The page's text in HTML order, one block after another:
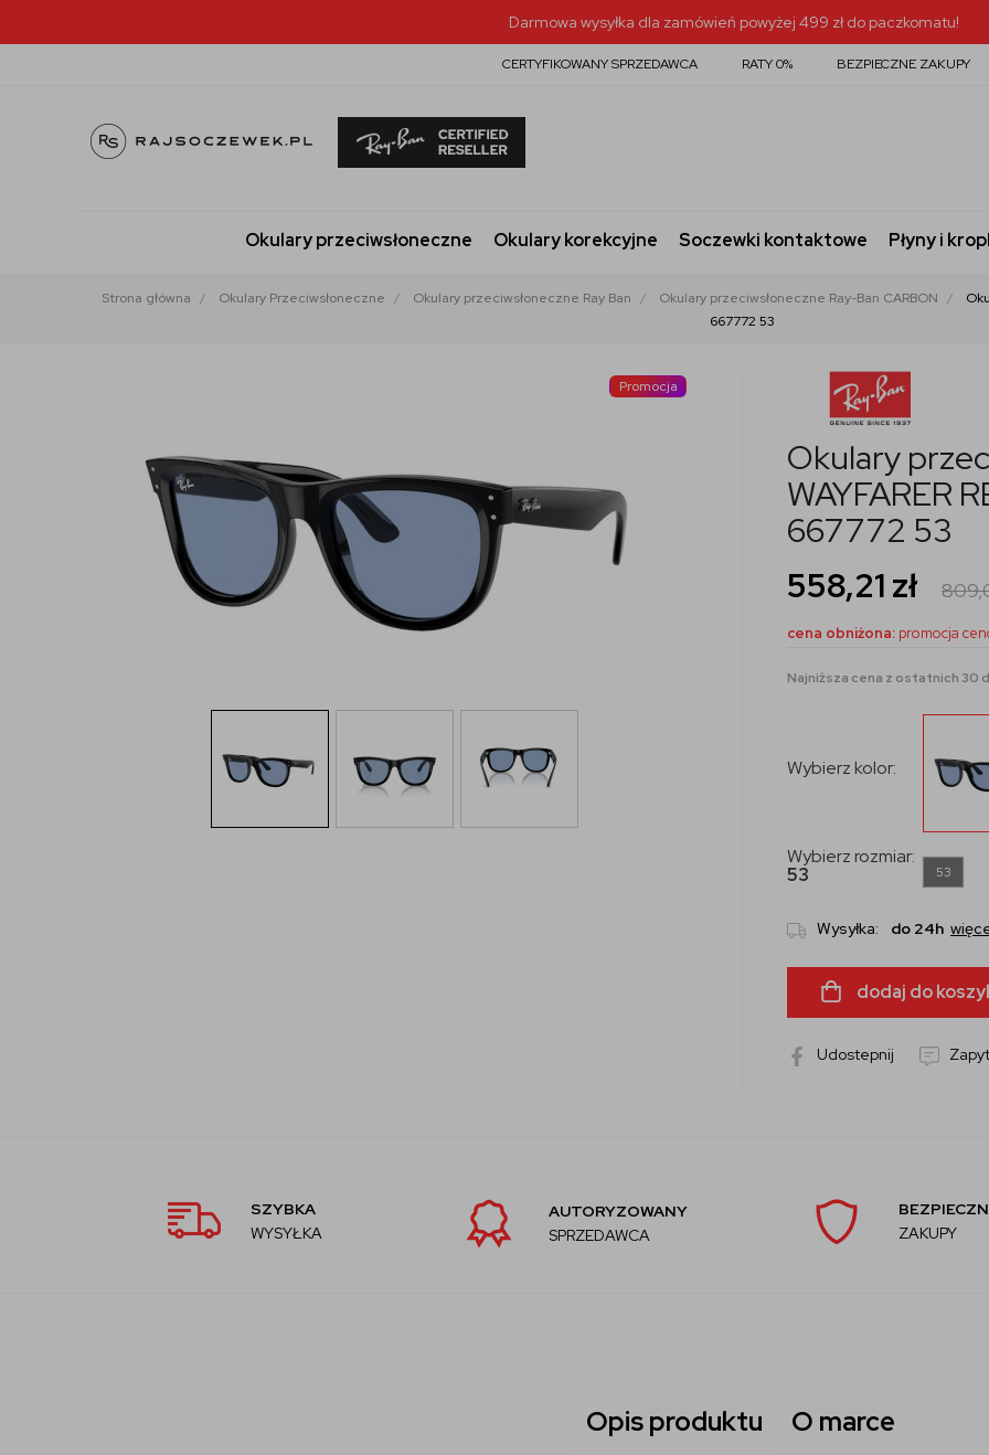
Darmowa wysyłka dla zamówień powyżej 499 zł do paczkomatu!
CERTYFIKOWANY SPRZEDAWCA RATY 0% BEZPIECZNE ZAKUPY
Okulary przeciwsłoneczne Okulary korekcyjne Soczewki kontaktowe Płyny i
Strona główna Okulary Przeciwsłoneczne Okulary przeciwsłoneczne Ray Ban Okulary przeciwsłoneczne Ray-Ban CARBON
667772 53
Promocja
Okulary
WAYFARER
667772 53
558,21 zł
cena obniżona: promocja
Najniższa cena z ostatnich 30
Wybierz kolor:
Wybierz rozmiar:
53
53
Wysyłka: do 24h
dodaj do
Udostepnij
SZYBKA
WYSYŁKA
AUTORYZOWANY
SPRZEDAWCA
ZAKUPY
Opis produktu O marce